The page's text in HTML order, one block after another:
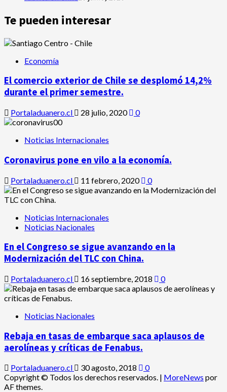
Te pueden interesar
Economía
El comercio exterior de Chile se desplomó 14,2%
durante el primer semestre.
Portaladuanero.cl 28 julio, 2020 0
Noticias Internacionales
Coronavirus pone en vilo a la economía.
Portaladuanero.cl 11 febrero, 2020 0
Noticias Internacionales
Noticias Nacionales
En el Congreso se sigue avanzando en la
Modernización del TLC con China.
Portaladuanero.cl 16 septiembre, 2018 0
Noticias Nacionales
Rebaja en tasas de embarque saca aplausos de
aerolíneas y críticas de Fenabus.
Portaladuanero.cl 30 agosto, 2018
0
Copyright © Todos los derechos reservados. | MoreNews por
AF themes.